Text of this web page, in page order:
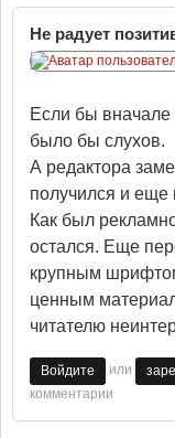
Не радует
Если бы вначале
было бы слухов.
А редактора
получился и еще
Как был
остался. Еще
крупным
ценным
читателю
Войдите или
комментарии